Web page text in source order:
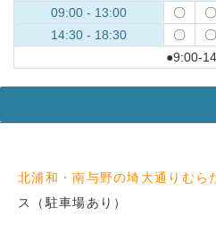
09:00 - 13:00
〇 〇
14:30 - 18:30
〇 〇
●9:00-
へ
北浦和・南与野の埼大通りむら
ス（駐車場あり）